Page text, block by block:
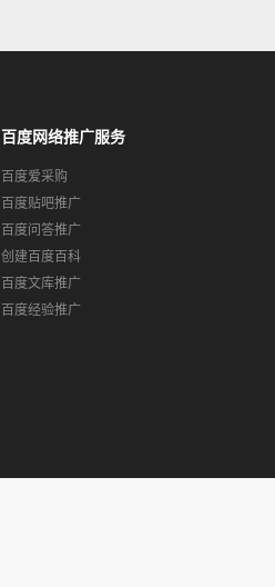
百度网络推广服务
百度爱采购
百度贴吧推广
百度问答推广
创建百度百科
百度文库推广
百度经验推广